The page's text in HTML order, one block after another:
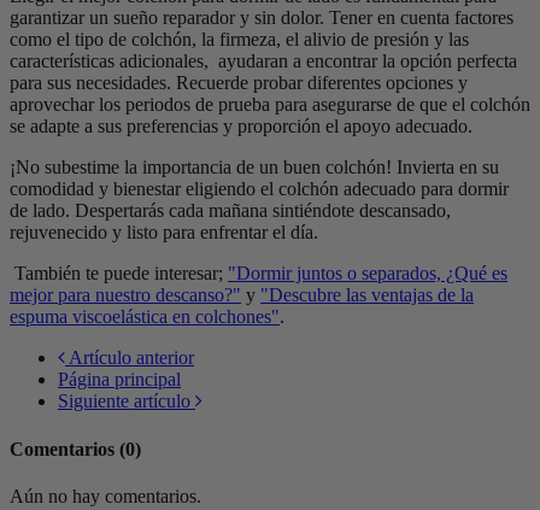
garantizar un sueño reparador y sin dolor. Tener en cuenta factores
como el tipo de colchón, la firmeza, el alivio de presión y las
características adicionales, ayudaran a encontrar la opción perfecta
para sus necesidades. Recuerde probar diferentes opciones y
aprovechar los periodos de prueba para asegurarse de que el colchón
se adapte a sus preferencias y proporción el apoyo adecuado.
¡No subestime la importancia de un buen colchón! Invierta en su
comodidad y bienestar eligiendo el colchón adecuado para dormir
de lado. Despertarás cada mañana sintiéndote descansado,
rejuvenecido y listo para enfrentar el día.
También te puede interesar; "Dormir juntos o separados, ¿Qué es
mejor para nuestro descanso?" y "Descubre las ventajas de la
espuma viscoelástica en colchones".
Artículo anterior
Página principal
Siguiente artículo
Comentarios (0)
Aún no hay comentarios.